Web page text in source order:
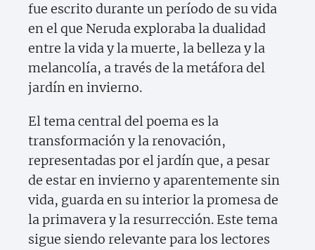
fue escrito durante un período de su vida
en el que Neruda exploraba la dualidad
entre la vida y la muerte, la belleza y la
melancolía, a través de la metáfora del
jardín en invierno.
El tema central del poema es la
transformación y la renovación,
representadas por el jardín que, a pesar
de estar en invierno y aparentemente sin
vida, guarda en su interior la promesa de
la primavera y la resurrección. Este tema
sigue siendo relevante para los lectores